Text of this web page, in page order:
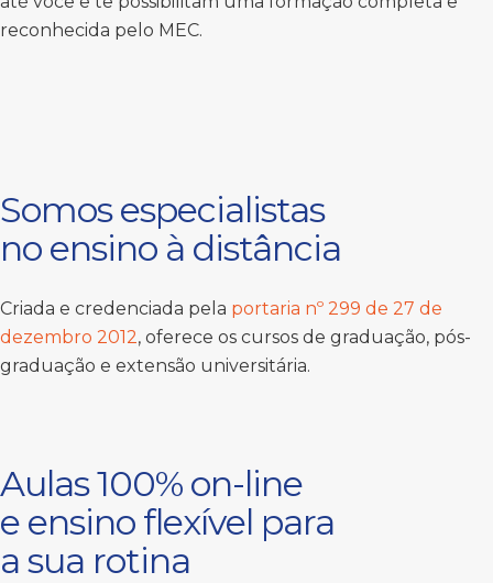
reconhecida pelo MEC.
Somos especialistas
no ensino à distância
Criada e credenciada pela portaria nº 299 de 27 de
dezembro 2012, oferece os cursos de graduação, pós-
graduação e extensão universitária.
Aulas 100% on-line
e ensino flexível para
a sua rotina